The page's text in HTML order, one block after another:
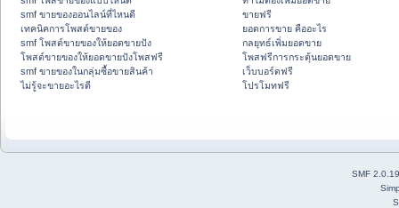
smf ขายของออนไลน์ที่ไหนดี
เทคนิคการโพสต์ขายของ
smf โพสต์ขายของให้ยอดขายปัง
โพสต์ขายของให้ยอดขายปังโพสฟรี
smf ขายของในกลุ่มซื้อขายสินค้า
ไม่รู้จะขายอะไรดี
ขายฟรี
ยอดการขาย คืออะไร
กลยุทธ์เพิ่มยอดขาย
โพสฟรีการกระตุ้นยอดขาย
เว็บบอร์ดฟรี
โปรโมทฟรี
SMF 2.0.19